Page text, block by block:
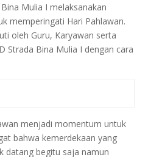
Mulia I melaksanakan
memperingati Hari Pahlawan.
oleh Guru, Karyawan serta
Strada Bina Mulia I dengan cara
menjadi momentum untuk
bahwa kemerdekaan yang
datang begitu saja namun